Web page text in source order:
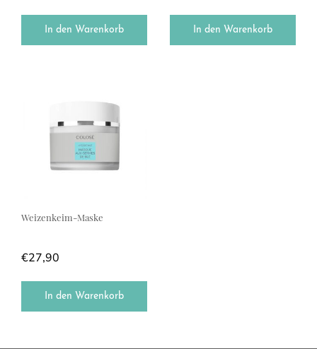
In den Warenkorb In den Warenkorb
Weizenkeim-Maske
€27,90
In den Warenkorb